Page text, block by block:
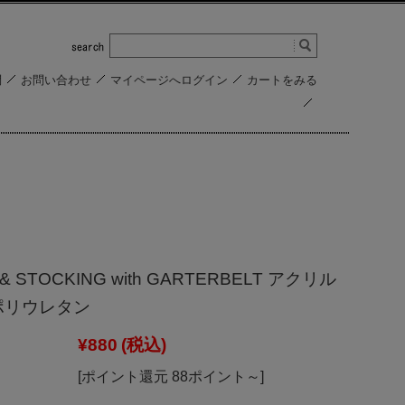
お問い合わせ マイページへログイン カートをみる
STOCKING with GARTERBELT アクリル
ウレタン
¥880 (税込)
[ポイント還元 88ポイント～]